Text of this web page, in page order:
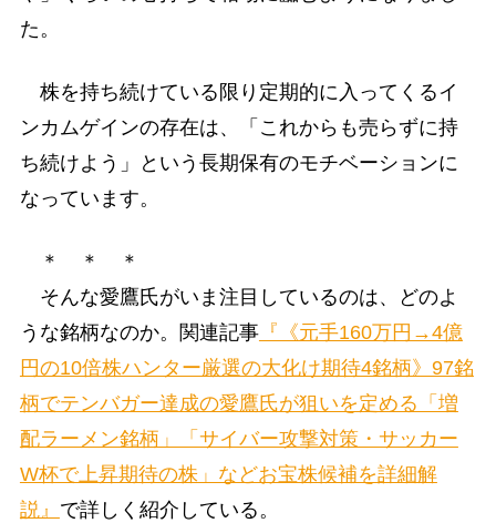
た。
株を持ち続けている限り定期的に入ってくるイ
ンカムゲインの存在は、「これからも売らずに持
ち続けよう」という長期保有のモチベーションに
なっています。
＊ ＊ ＊
そんな愛鷹氏がいま注目しているのは、どのよ
うな銘柄なのか。関連記事『《元手160万円→4億
円の10倍株ハンター厳選の大化け期待4銘柄》97銘
柄でテンバガー達成の愛鷹氏が狙いを定める「増
配ラーメン銘柄」「サイバー攻撃対策・サッカー
W杯で上昇期待の株」などお宝株候補を詳細解
説』 で詳しく紹介している。